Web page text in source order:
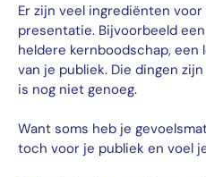
Er zijn veel ingrediënten
presentatie. Bijvoorbeeld
heldere kernboodschap, een
van je publiek. Die dingen
is nog niet genoeg.
Want soms heb je
toch voor je publiek en voel